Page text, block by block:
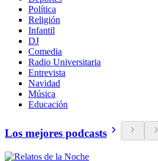
Política
Religión
Infantil
DJ
Comedia
Radio Universitaria
Entrevista
Navidad
Música
Educación
Los mejores podcasts